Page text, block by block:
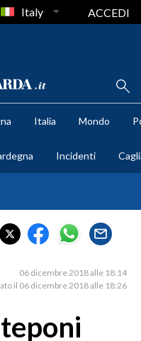
Italy ACCEDI
Italia Mondo
Incidenti
06 dicembre 2018 alle 18:14
il 06 dicembre 2018 alle 18:26